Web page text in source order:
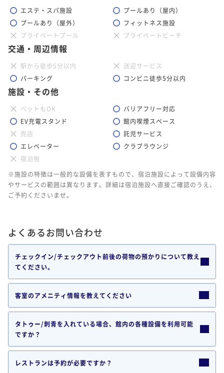
※14:30-17:00の間は、クローズとなります。
23
サンセットバー スペクトラ BAR SPECTRA
雄麗なサンセットに見惚れる特等席
サンセットウイングのロビーに位置するサンセットバー「ス
ペクトラ」は、雄麗な夕陽を眺める極上のスペース。刻々と
幻想的に色彩を変えながら、やがて漆黒の世界へと沈みゆく
ごしいただけます。
なし
16:30）
バータイム　17:00-23:30（ラストオーダー23:00）
補足事項
・アレルギー対応について
食物アレルギーをお持ちのお客様にも楽しいお食事のひととき
エステ・スパ施設
プールあり（屋内）
プールあり（屋外）
フィットネス施設
プライベートプール
プライベートビーチ
交通・周辺情報
駅から徒歩5分以内
送迎サービス
パーキング
コンビニ徒歩5分以内
施設・その他
ペットもOK
バリアフリー対応
EV充電スタンド
館内喫煙スペース
売店
託児サービス
エレベーター
クラブラウンジ
宿泊税
※施設の特徴は一般的な設備を表すもので、宿泊施設によって設備内容
やサービスの範囲は異なります。詳細は宿泊施設へ直接ご確認のうえ、
ご予約くださいませ。
よくあるお問い合わせ
チェックイン/チェックアウト前後の荷物の預かりについて教え
てください。
客室のアメニティ情報を教えてください
タトゥー/刺青を入れている場合、館内の各種設備を利用可能
ですか？
レストランは予約が必要ですか？